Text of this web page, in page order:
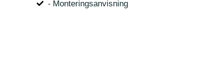
⁃ Monteringsanvisning